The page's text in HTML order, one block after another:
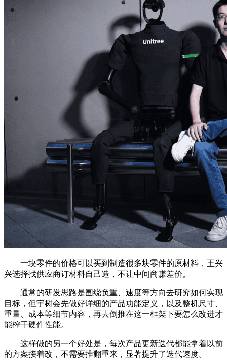
一块零件的价格可以买到制造很多块零件的原材料，王兴
兴选择找供应商订材料自己造，不让中间商赚差价。
通常的研发思路是围绕负重、速度等方向去研究如何实现
目标，但宇树会先做好详细的产品功能定义，以及整机尺寸、
重量、成本等细节内容，再去倒推在这一框架下要怎么改进才
能榨干硬件性能。
这样做的另一个好处是，每次产品更新迭代都能拿着以前
的方案接着改，不需要推翻重来，显著提升了迭代速度。